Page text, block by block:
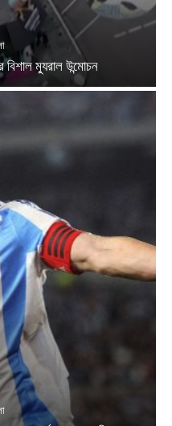
বিশাল ম্যুরাল উন্মোচন